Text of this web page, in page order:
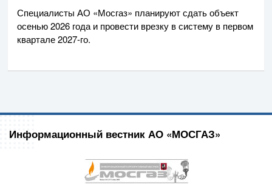
Специалисты АО «Мосгаз» планируют сдать объект
осенью 2026 года и провести врезку в систему в первом
квартале2027-го.
Информационный вестник АО «МОСГАЗ»